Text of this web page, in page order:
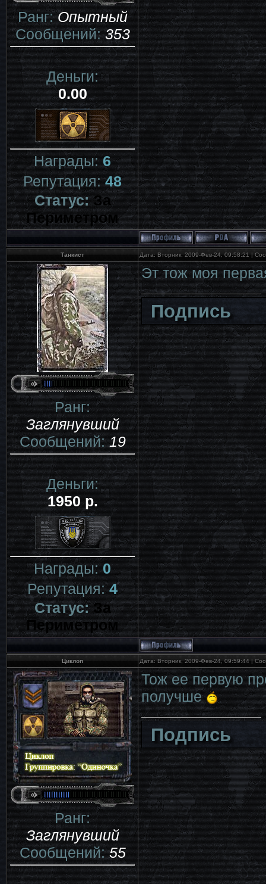
Ранг:Опытный
Сообщений:353
Деньги:
0.00
Награды:6
Репутация:48
Статус:За
Периметром
Танкист Дата: Вторник, 2009-Фев-24, 09:58:21 |
Ранг:
Заглянувший
Сообщений:19
Деньги:
1950 р.
Награды:0
Репутация:4
Статус:За
Периметром
Эт тож моя
Подпись
Циклоп Дата: Вторник, 2009-Фев-24, 09:59:44 |
Ранг:
Заглянувший
Сообщений:55
Тож ее первую
получше
Подпись